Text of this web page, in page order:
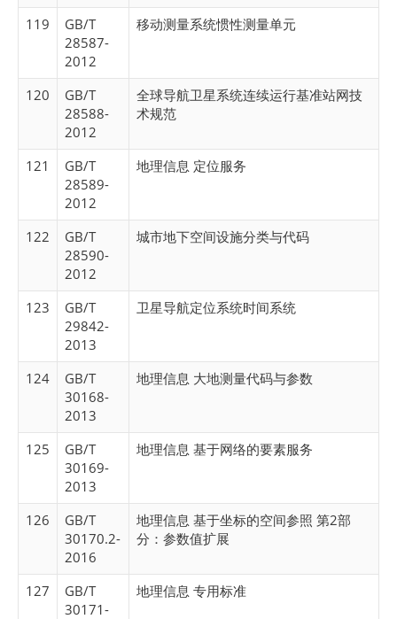
119
GB/T
28587-
2012
移动测量系统惯性测量单元
120
GB/T
28588-
2012
全球导航卫星系统连续运行基准站网技
术规范
121
GB/T
28589-
2012
地理信息 定位服务
122
GB/T
28590-
2012
城市地下空间设施分类与代码
123
GB/T
29842-
2013
卫星导航定位系统时间系统
124
GB/T
30168-
2013
地理信息 大地测量代码与参数
125
GB/T
30169-
2013
地理信息 基于网络的要素服务
126
GB/T
30170.2-
2016
地理信息 基于坐标的空间参照 第2部
分：参数值扩展
127
GB/T
30171-
地理信息 专用标准